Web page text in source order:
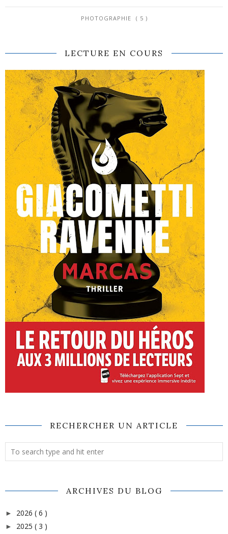
PHOTOGRAPHIE ( 5 )
LECTURE EN COURS
RECHERCHER UN ARTICLE
ARCHIVES DU BLOG
► 2026 ( 6 )
► 2025 ( 3 )